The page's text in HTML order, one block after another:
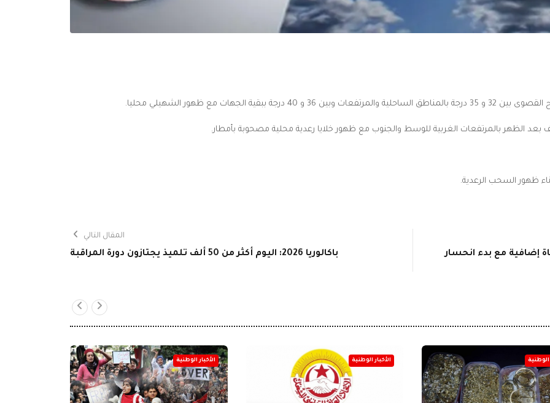
الجهات مع ظهور الشهيلي محليا.
الظهر بالمرتفعات الغربية للوسط والجنوب مع ظهور خلايا رعدية محلية مصحوبة بأمطار.
ظهور السحب الرعدية.
المقال التالي
باكالوريا 2026: اليوم أكثر من 50 ألف تلميذ يجتازون دورة المراقبة
إضافية مع بدء انحسار
الوطنية الأخبار الوطنية الأخبار الوطنية